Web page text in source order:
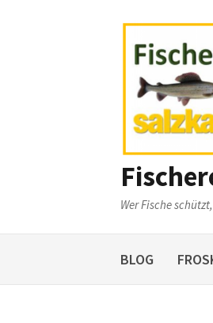
Wer Fische
BLOG